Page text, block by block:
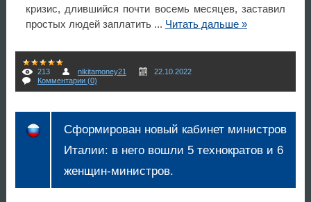
кризис, длившийся почти восемь месяцев, заставил
простых людей заплатить ... Читать дальше »
213 nikitamoney21
22.10.2022
Комментарии (0)
Сформирован новый кабинет министров
Италии: в него вошли 5 технократов и 6
женщин-министров.